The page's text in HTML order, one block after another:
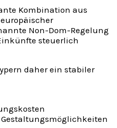
Kombination aus
Non-Dom-Regelung
steuerlich
daher ein stabiler